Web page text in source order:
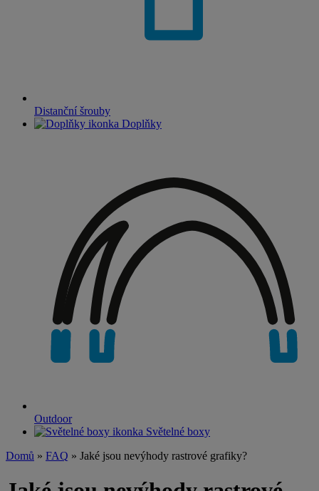
Distanční šrouby
Doplňky
Outdoor
Světelné boxy
Domů » FAQ » Jaké jsou nevýhody rastrové grafiky?